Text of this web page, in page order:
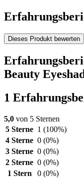
Dieses Produkt bewerten
Beauty
1
5,0 von 5 Sternen
5 Sterne 1 (100%)
4 Sterne 0 (0%)
3 Sterne 0 (0%)
2 Sterne 0 (0%)
1 Stern
0 (0%)